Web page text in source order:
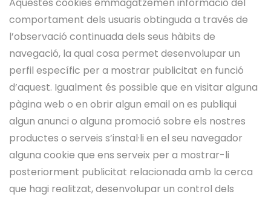
Aquestes cookies emmagatzemen informació del
comportament dels usuaris obtinguda a través de
l’observació continuada dels seus hàbits de
navegació, la qual cosa permet desenvolupar un
perfil específic per a mostrar publicitat en funció
d’aquest. Igualment és possible que en visitar alguna
pàgina web o en obrir algun email on es publiqui
algun anunci o alguna promoció sobre els nostres
productes o serveis s’instal·li en el seu navegador
alguna cookie que ens serveix per a mostrar-li
posteriorment publicitat relacionada amb la cerca
que hagi realitzat, desenvolupar un control dels